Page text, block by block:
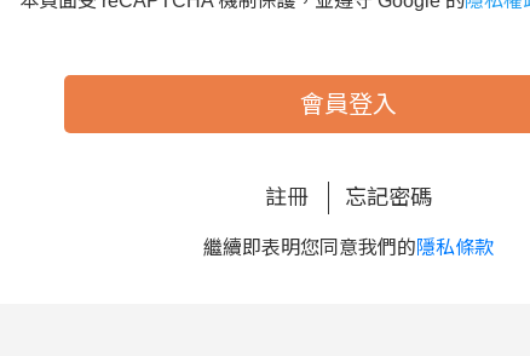
會員登入
註冊 忘記密碼
繼續即表明您同意我們的隱私條款